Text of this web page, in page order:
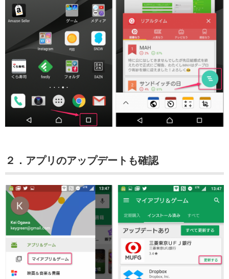
２．アプリのアップデートも確認